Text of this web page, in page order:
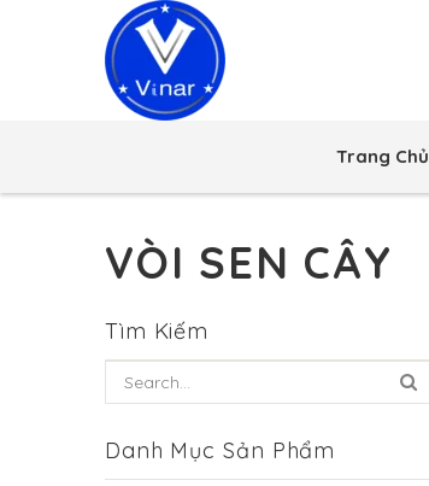
Trang Chủ
VÒI SEN CÂY
Tìm Kiếm
Danh Mục Sản Phẩm